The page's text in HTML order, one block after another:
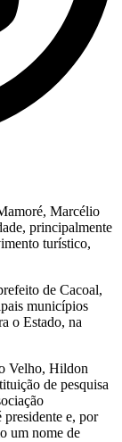
Marcélio
principalmente
turístico,
de Cacoal,
municípios
o Estado, na
Velho, Hildon
de pesquisa
e, por
um nome de